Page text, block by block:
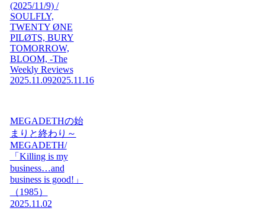
(2025/11/9) /
SOULFLY,
TWENTY ØNE
PILØTS, BURY
TOMORROW,
BLOOM, -The
Weekly Reviews
2025.11.092025.11.16
MEGADETHの始
まりと終わり～
MEGADETH/
「Killing is my
business…and
business is good!」
（1985）
2025.11.02